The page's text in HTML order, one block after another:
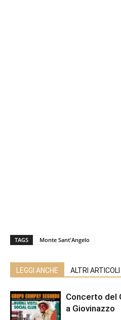
TAGS Monte Sant'Angelo
LEGGI ANCHE ALTRI
Concerto del
a Giovinazzo